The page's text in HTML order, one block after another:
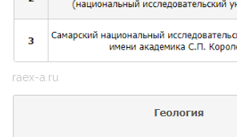
raex-a.ru